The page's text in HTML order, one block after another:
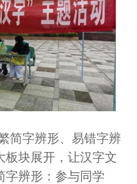
简字辨形、易错字辨
板块展开，让汉字文
字辨形：参与同学